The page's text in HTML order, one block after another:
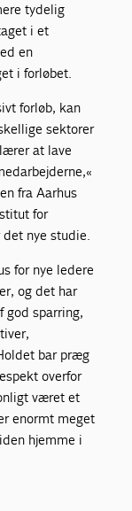
tydelig
i et
en
i forløbet.
forløb, kan
sektorer
at lave
fra Aarhus
for
nye studie.
for nye ledere
og det har
god sparring,
bar præg
overfor
været et
enormt meget
hjemme i